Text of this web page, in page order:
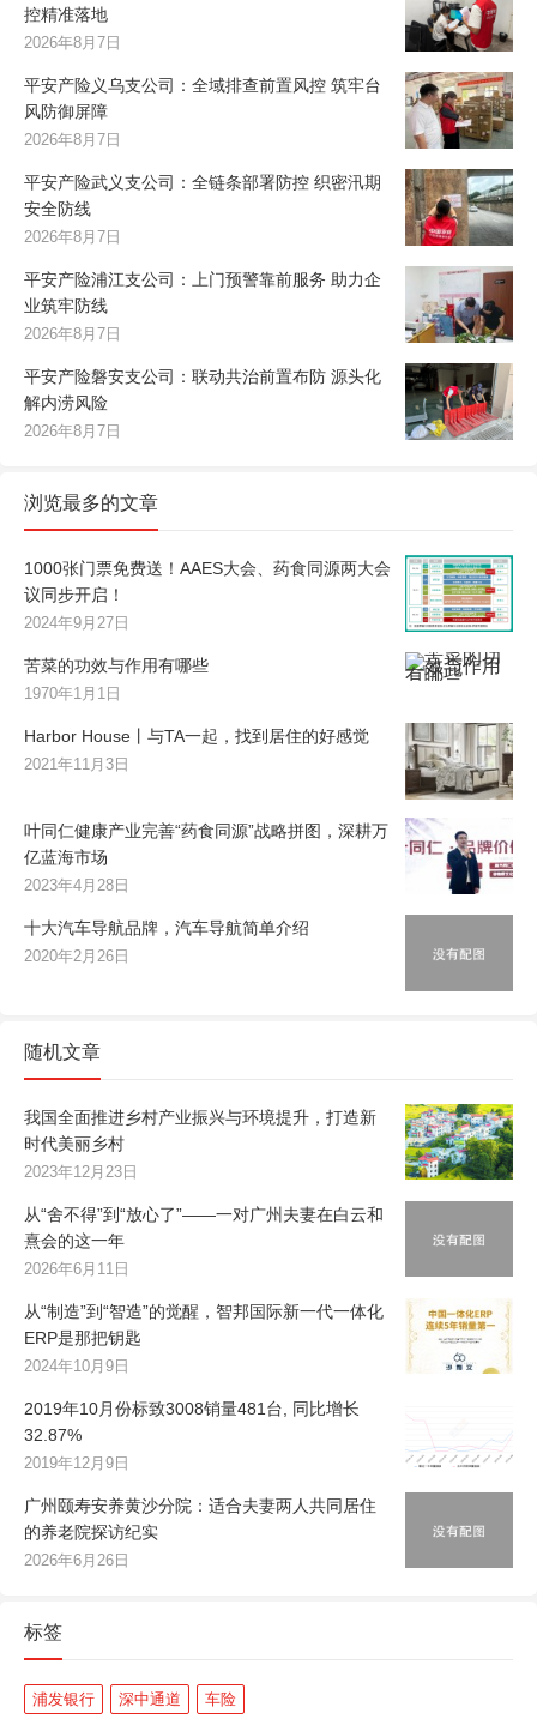
控精准落地
2026年8月7日
平安产险义乌支公司：全域排查前置风控 筑牢台
风防御屏障
2026年8月7日
平安产险武义支公司：全链条部署防控 织密汛期
安全防线
2026年8月7日
平安产险浦江支公司：上门预警靠前服务 助力企
业筑牢防线
2026年8月7日
平安产险磐安支公司：联动共治前置布防 源头化
解内涝风险
2026年8月7日
浏览最多的文章
1000张门票免费送！AAES大会、药食同源两大会
议同步开启！
2024年9月27日
苦菜的功效与作用有哪些
1970年1月1日
Harbor House丨与TA一起，找到居住的好感觉
2021年11月3日
叶同仁健康产业完善“药食同源”战略拼图，深耕万
亿蓝海市场
2023年4月28日
十大汽车导航品牌，汽车导航简单介绍
2020年2月26日
随机文章
我国全面推进乡村产业振兴与环境提升，打造新
时代美丽乡村
2023年12月23日
从“舍不得”到“放心了”——一对广州夫妻在白云和
熹会的这一年
2026年6月11日
从“制造”到“智造”的觉醒，智邦国际新一代一体化
ERP是那把钥匙
2024年10月9日
2019年10月份标致3008销量481台, 同比增长
32.87%
2019年12月9日
广州颐寿安养黄沙分院：适合夫妻两人共同居住
的养老院探访纪实
2026年6月26日
标签
浦发银行 深中通道 车险